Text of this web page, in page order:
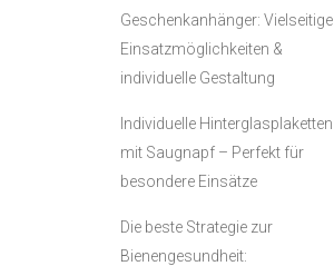
Geschenkanhänger: Vielseitige
Einsatzmöglichkeiten &
individuelle Gestaltung
Individuelle Hinterglasplaketten
mit Saugnapf – Perfekt für
besondere Einsätze
Die beste Strategie zur
Bienengesundheit: